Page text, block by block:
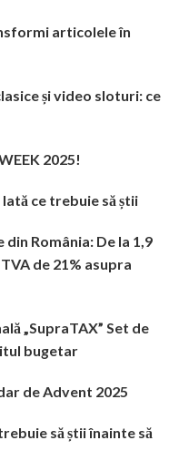
articolele în
și video sloturi: ce
2025!
ce trebuie să știi
România: De la 1,9
de 21% asupra
„SupraTAX” Set de
bugetar
de Advent 2025
să știi înainte să